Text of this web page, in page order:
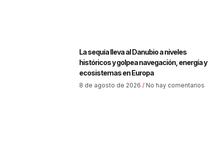
La sequía lleva al Danubio a niveles
históricos y golpea navegación, energía y
ecosistemas en Europa
8 de agosto de 2026 No hay comentarios